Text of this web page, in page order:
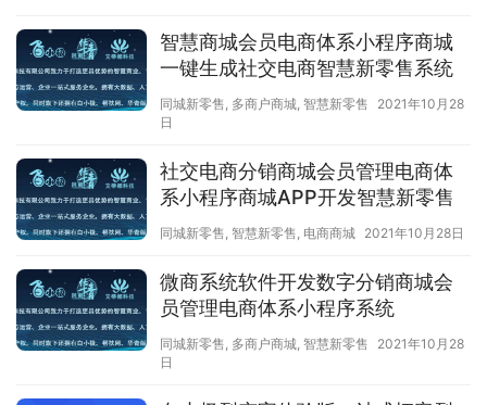
智慧商城会员电商体系小程序商城
一键生成社交电商智慧新零售系统
同城新零售, 多商户商城, 智慧新零售
2021年10月28
日
社交电商分销商城会员管理电商体
系小程序商城APP开发智慧新零售
同城新零售, 智慧新零售, 电商商城 2021年10月28日
微商系统软件开发数字分销商城会
员管理电商体系小程序系统
同城新零售, 多商户商城, 智慧新零售
2021年10月28
日